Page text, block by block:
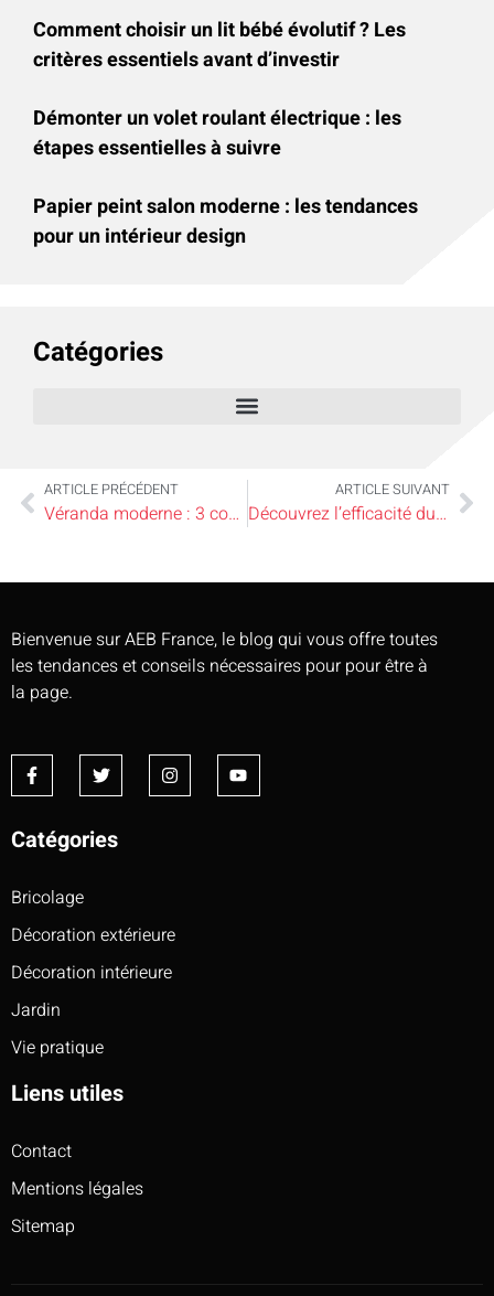
Comment choisir un lit bébé évolutif ? Les
critères essentiels avant d’investir
Démonter un volet roulant électrique : les
étapes essentielles à suivre
Papier peint salon moderne : les tendances
pour un intérieur design
Catégories
ARTICLE PRÉCÉDENT
Véranda moderne : 3 conseils pour réussir votre projet
ARTICLE SUIVANT
Découvrez l’efficacité du filtre Berkey : révolution maison ou simple illusion ?
Bienvenue sur AEB France, le blog qui vous offre toutes
les tendances et conseils nécessaires pour pour être à
la page.
Catégories
Bricolage
Décoration extérieure
Décoration intérieure
Jardin
Vie pratique
Liens utiles
Contact
Mentions légales
Sitemap